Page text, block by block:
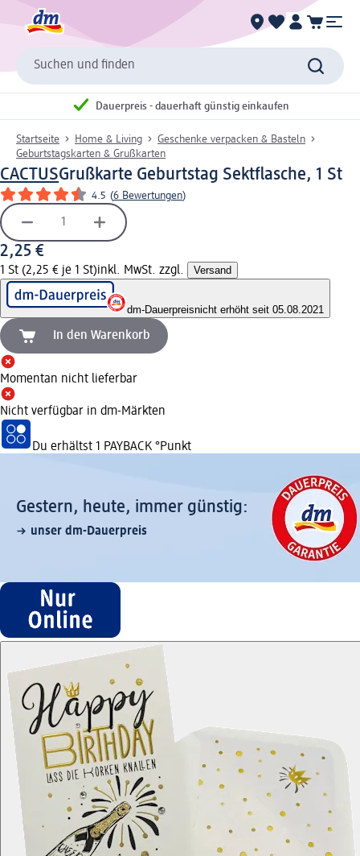
Suchen und finden
Dauerpreis - dauerhaft günstig einkaufen
Startseite Home & Living
Geschenke verpacken & Basteln
Geburtstagskarten & Grußkarten
CACTUSGrußkarte Geburtstag Sektflasche, 1 St
4.5 (6 Bewertungen)
2,25 €
1 St (2,25 € je 1 St)inkl. MwSt. zzgl. Versand
dm-Dauerpreisnicht erhöht seit 05.08.2021
In den Warenkorb
Momentan nicht lieferbar
Nicht verfügbar in dm-Märkten
Du erhältst 1 PAYBACK °Punkt
Gestern, heute, immer günstig:
unser dm-Dauerpreis